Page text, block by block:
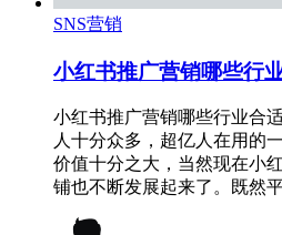
SNS营销
小红书推广营销哪些行
小红书推广营销哪些行业合
人十分众多，超亿人在用的
价值十分之大，当然现在小
铺也不断发展起来了。既然